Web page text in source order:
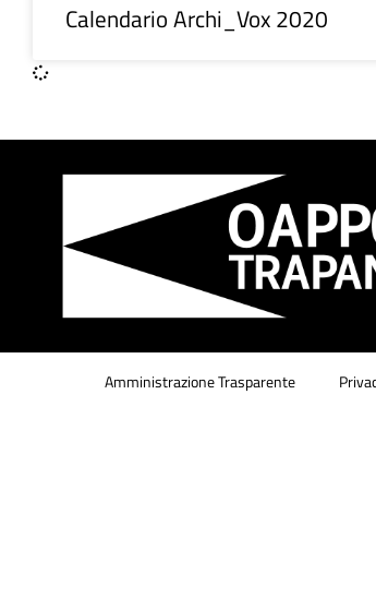
Calendario Archi_Vox 2020
Amministrazione Trasparente